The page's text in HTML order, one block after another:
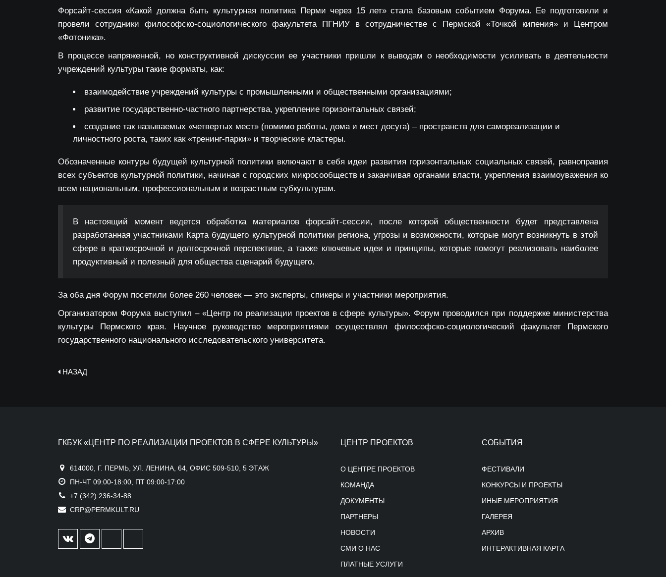
Форсайт-сессия «Какой должна быть культурная политика Перми через 15 лет»стала базовым событием Форума. Ее подготовили и
провели сотрудники философско-социологического факультета ПГНИУ в сотрудничестве с Пермской «Точкой кипения» и Центром
«Фотоника».
В процессе напряженной, но конструктивной дискуссии ее участники пришли к выводам о необходимости усиливать в деятельности
учреждений культуры такие форматы, как:
взаимодействие учреждений культуры с промышленными и общественными организациями;
развитие государственно-частного партнерства, укрепление горизонтальных связей;
создание так называемых «четвертых мест» (помимо работы, дома и мест досуга) – пространств для самореализации и
личностного роста, таких как «тренинг-парки» и творческие кластеры.
Обозначенные контуры будущей культурной политики включают в себя идеи развития горизонтальных социальных связей, равноправия
всех субъектов культурной политики, начиная с городских микросообществ и заканчивая органами власти, укрепления взаимоуважения ко
всем национальным, профессиональным и возрастным субкультурам.
В настоящий момент ведется обработка материалов форсайт-сессии, после которой общественности будет представлена
разработанная участниками Карта будущего культурной политики региона, угрозы и возможности, которые могут возникнуть в этой
сфере в краткосрочной и долгосрочной перспективе, а также ключевые идеи и принципы, которые помогут реализовать наиболее
продуктивный и полезный для общества сценарий будущего.
За оба дня Форум посетили более 260 человек — это эксперты, спикеры и участники мероприятия.
Организатором Форума выступил – «Центр по реализации проектов в сфере культуры». Форум проводился при поддержке министерства
культуры Пермского края. Научное руководство мероприятиями осуществлял философско-социологический факультет Пермского
государственного национального исследовательского университета.
НАЗАД
ГКБУК «ЦЕНТР ПО РЕАЛИЗАЦИИ ПРОЕКТОВ В СФЕРЕ КУЛЬТУРЫ»
614000, Г. ПЕРМЬ, УЛ. ЛЕНИНА, 64, ОФИС 509-510, 5 ЭТАЖ
ПН-ЧТ 09:00-18:00, ПТ 09:00-17:00
+7 (342) 236-34-88
CRP@PERMKULT.RU
ЦЕНТР ПРОЕКТОВ
О ЦЕНТРЕ ПРОЕКТОВ
КОМАНДА
ДОКУМЕНТЫ
ПАРТНЕРЫ
НОВОСТИ
СМИ О НАС
ПЛАТНЫЕ УСЛУГИ
СОБЫТИЯ
ФЕСТИВАЛИ
КОНКУРСЫ И ПРОЕКТЫ
ИНЫЕ МЕРОПРИЯТИЯ
ГАЛЕРЕЯ
АРХИВ
ИНТЕРАКТИВНАЯ КАРТА